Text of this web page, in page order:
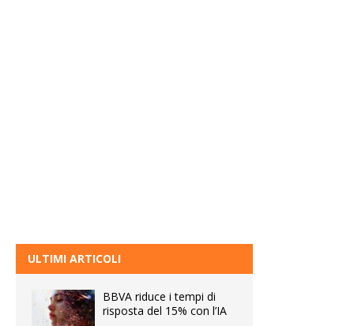
ULTIMI ARTICOLI
BBVA riduce i tempi di
risposta del 15% con l’IA